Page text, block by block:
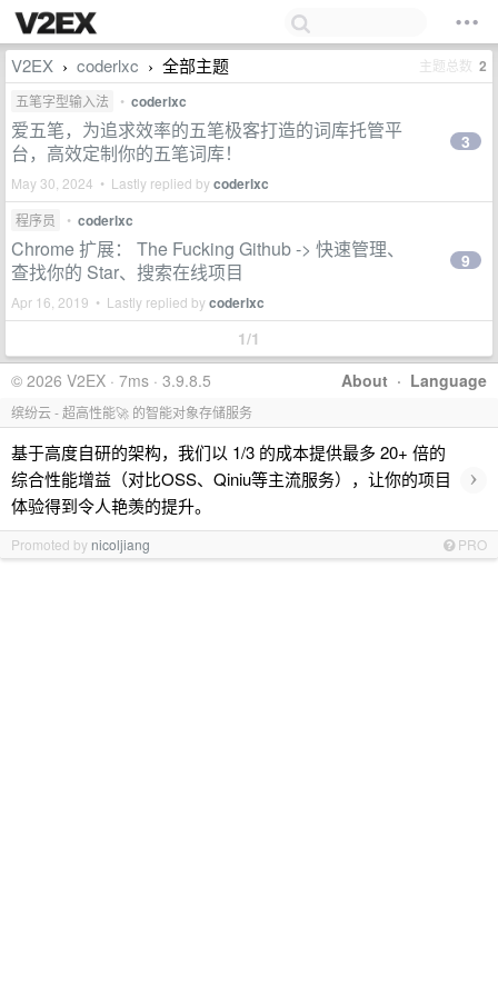
V2EX › coderlxc › 全部主题 主题总数 2
五笔字型输入法 • coderlxc
爱五笔，为追求效率的五笔极客打造的词库托管平
台，高效定制你的五笔词库！
May 30, 2024 • Lastly replied bycoderlxc
3
程序员 • coderlxc
Chrome 扩展： The Fucking Github -> 快速管理、
查找你的 Star、搜索在线项目
Apr 16, 2019 • Lastly replied bycoderlxc
9
1/1
About · Language
© 2026 V2EX · 7ms · 3.9.8.5
缤纷云 - 超高性能🚀 的智能对象存储服务
基于高度自研的架构，我们以 1/3 的成本提供最多 20+ 倍的
综合性能增益（对比OSS、Qiniu等主流服务），让你的项目
体验得到令人艳羡的提升。
›
Promoted by nicoljiang PRO